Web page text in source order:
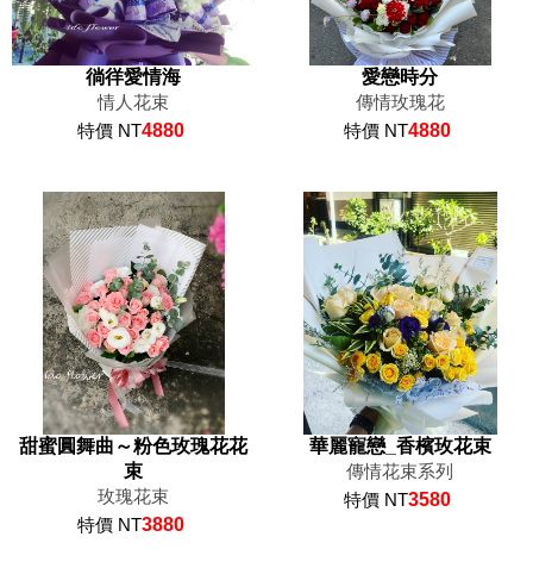
徜徉愛情海
情人花束
特價 NT4880
愛戀時分
傳情玫瑰花
特價 NT4880
甜蜜圓舞曲～粉色玫瑰花花
束
玫瑰花束
特價 NT3880
華麗寵戀_香檳玫花束
傳情花束系列
特價 NT3580